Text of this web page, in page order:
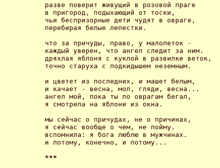
разве поверит живущий в розовой праге
в пригород, подыхающий от тоски,
чьи беспризорные дети чудят в овраге,
перебирая белые лепестки.
что за причуды, право, у малолеток -
каждый уверен, что ангел следит за ним.
дряхлая яблоня с куклой в развилке веток,
точно старуха с подкидышем неземным.
и цветет из последних, и машет белым,
и качает - весна, мол, гляди, весна...
ангел мой, пока ты по оврагам бегал,
я смотрела на яблони из окна.
мы сейчас о причудах, не о причинах,
я сейчас вообще о чем, не пойму.
вспомнила: я бога люблю в мужчинах.
и потому, конечно, и потому...
***